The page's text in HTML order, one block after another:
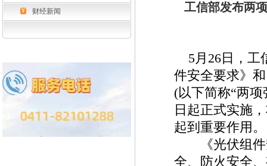
财经新闻 工信部发布两
5月26日，工
件安全要求》
(以下简称“两项
日起正式实施
起到重要作用。
《光伏组件
全、防火安全